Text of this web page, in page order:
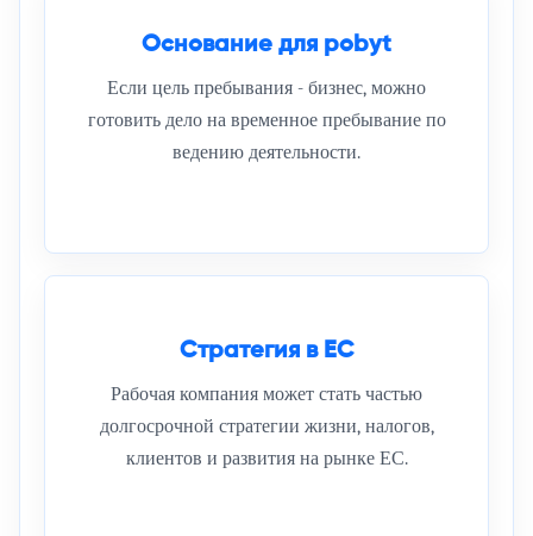
Основание для pobyt
Если цель пребывания - бизнес, можно
готовить дело на временное пребывание по
ведению деятельности.
Стратегия в ЕС
Рабочая компания может стать частью
долгосрочной стратегии жизни, налогов,
клиентов и развития на рынке ЕС.